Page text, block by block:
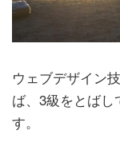
ウェブデザイン
ば、3級をとばし
す。